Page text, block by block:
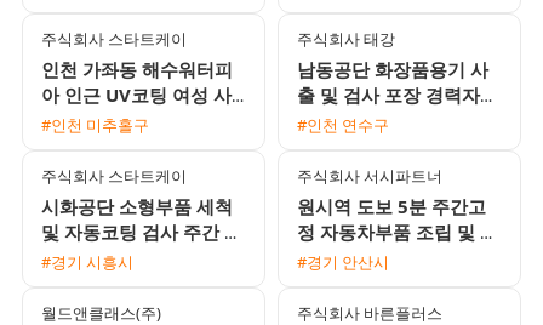
주식회사 스타트케이
인천 가좌동 해수워터피
아 인근 UV코팅 여성 사
원 모집 주급 및 가불 가
#인천 미추홀구
주식회사 태강
남동공단 화장품용기 사
출 및 검사 포장 경력자
채용 알찬 수당과 유급휴
#인천 연수구
주식회사 스타트케이
시화공단 소형부품 세척
및 자동코팅 검사 주간 사
원 모집
#경기 시흥시
주식회사 서시파트너
원시역 도보 5분 주간고
정 자동차부품 조립 및 포
장 장기 근무자 모집
#경기 안산시
월드앤클래스(주) 주식회사 바른플러스